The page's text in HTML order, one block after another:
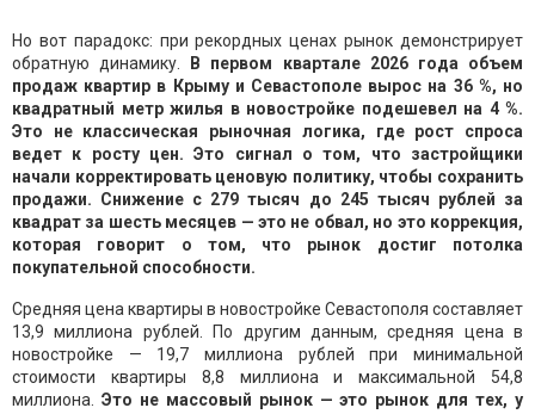
Но вот парадокс: при рекордных ценах рынок демонстрирует
обратную динамику.
В первом квартале 2026 года объем
продаж квартир в Крыму и Севастополе вырос на 36 %, но
квадратный метр жилья в новостройке подешевел на 4 %.
Это не классическая рыночная логика, где рост спроса
ведет к росту цен. Это сигнал о том, что застройщики
начали корректировать ценовую политику, чтобы сохранить
продажи. Снижение с 279 тысяч до 245 тысяч рублей за
квадрат за шесть месяцев — это не обвал, но это коррекция,
которая говорит о том, что рынок достиг потолка
покупательной способности.
Средняя цена квартиры в новостройке Севастополя составляет
13,9 миллиона рублей. По другим данным, средняя цена в
новостройке — 19,7 миллиона рублей при минимальной
стоимости квартиры 8,8 миллиона и максимальной 54,8
миллиона. Это не массовый рынок — это рынок для тех, у